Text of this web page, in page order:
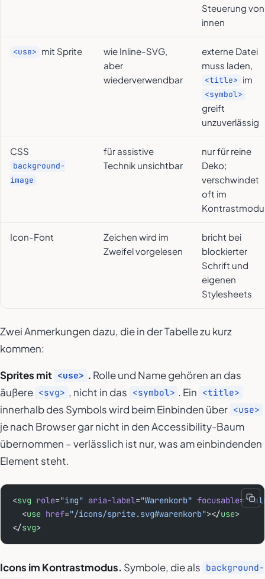
Steuerung von
innen
<use> mit Sprite
wie Inline-SVG,
aber
wiederverwendbar
externe Datei
muss laden,
<title> im
<symbol>
greift
unzuverlässig
CSS
background-
image
für assistive
Technik unsichtbar
nur für reine
Deko;
verschwindet
oft im
Icon-Font
Zeichen wird im
Zweifel vorgelesen
bricht bei
blockierter
Schrift und
eigenen
Stylesheets
Zwei Anmerkungen dazu, die in der Tabelle zu kurz
kommen:
Sprites mit <use> . Rolle und Name gehören an das
äußere <svg> , nicht in das <symbol> . Ein <title>
innerhalb des Symbols wird beim Einbinden über <use>
je nach Browser gar nicht in den Accessibility-Baum
übernommen – verlässlich ist nur, was am einbindenden
Element steht.
<svg role="img" aria-label="Warenkorb" focusable=
  <
use href="/icons/sprite.svg#warenkorb"></use>
</svg>
Icons im Kontrastmodus. Symbole, die als background-